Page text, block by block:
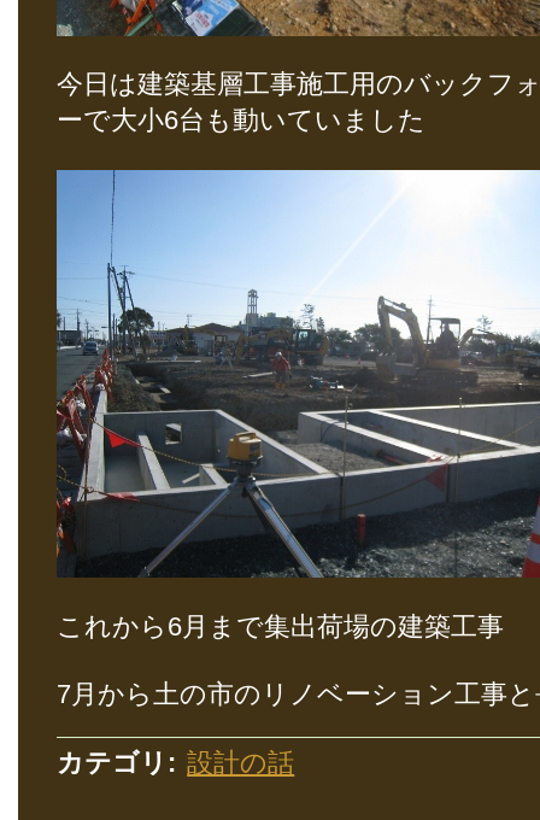
今日は建築基層工事施工用のバックフ
ーで大小6台も動いていました
これから6月まで集出荷場の建築工事
7月から土の市のリノベーション工事
カテゴリ : 設計の話